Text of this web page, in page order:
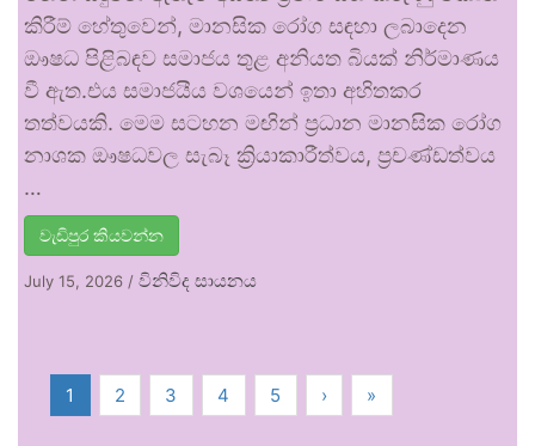
කිරීම් හේතුවෙන්, මානසික රෝග සඳහා ලබාදෙන
ඖෂධ පිළිබඳව සමාජය තුළ අනියත බියක් නිර්මාණය
වී ඇත.එය සමාජයීය වශයෙන් ඉතා අහිතකර
තත්වයකි. මෙම සටහන මඟින් ප්‍රධාන මානසික රෝග
නාශක ඖෂධවල සැබෑ ක්‍රියාකාරීත්වය, ප්‍රචණ්ඩත්වය
…
වැඩිපුර කියවන්න
July 15, 2026 / විනිවිද සායනය
1 2 3 4 5 › »